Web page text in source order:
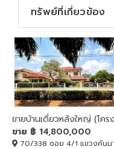
ทรัพย์ที่เกี่ยวข้อง
ขาย ฿ 14,800,000
70/338 ซอย 4/1 แขวงคันนายาว เขตคันนายาว กรุงเทพมหานคร 10230, คันนายาว,